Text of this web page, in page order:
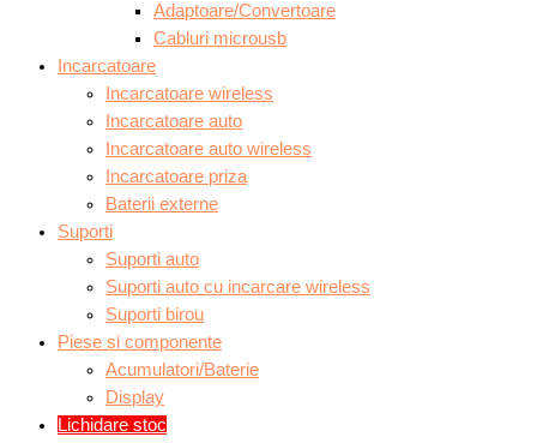
Adaptoare/Convertoare
Cabluri microusb
Incarcatoare
Incarcatoare wireless
Incarcatoare auto
Incarcatoare auto wireless
Incarcatoare priza
Baterii externe
Suporti
Suporti auto
Suporti auto cu incarcare wireless
Suporti birou
Piese si componente
Acumulatori/Baterie
Display
Lichidare stoc